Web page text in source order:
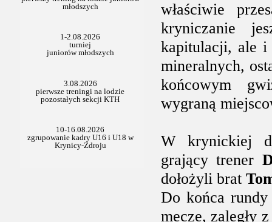
właściwie
kryniczanie
kapitulacji, ale i
mineralnych,
końcowym
wygraną
W krynickiej
grający trener
dołożyli brat
Do końca
mecze, zaległy